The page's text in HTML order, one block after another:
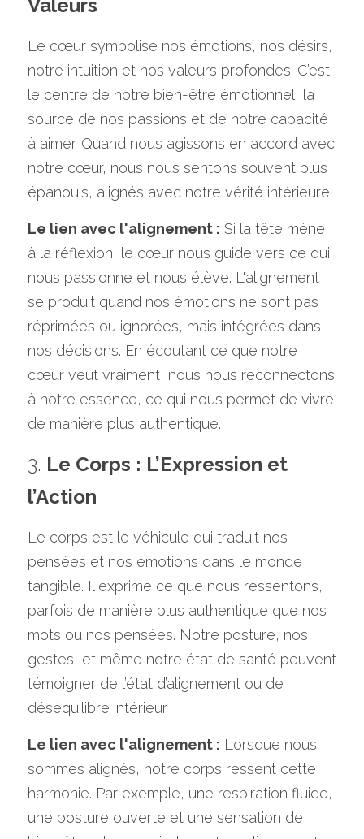
Valeurs
Le cœur symbolise nos émotions, nos désirs,
notre intuition et nos valeurs profondes. C’est
le centre de notre bien-être émotionnel, la
source de nos passions et de notre capacité
à aimer. Quand nous agissons en accord avec
notre cœur, nous nous sentons souvent plus
épanouis, alignés avec notre vérité intérieure.
Le lien avec l'alignement : Si la tête mène
à la réflexion, le cœur nous guide vers ce qui
nous passionne et nous élève. L'alignement
se produit quand nos émotions ne sont pas
réprimées ou ignorées, mais intégrées dans
nos décisions. En écoutant ce que notre
cœur veut vraiment, nous nous reconnectons
à notre essence, ce qui nous permet de vivre
de manière plus authentique.
3. Le Corps : L’Expression et
l’Action
Le corps est le véhicule qui traduit nos
pensées et nos émotions dans le monde
tangible. Il exprime ce que nous ressentons,
parfois de manière plus authentique que nos
mots ou nos pensées. Notre posture, nos
gestes, et même notre état de santé peuvent
témoigner de l’état d’alignement ou de
déséquilibre intérieur.
Le lien avec l'alignement : Lorsque nous
sommes alignés, notre corps ressent cette
harmonie. Par exemple, une respiration fluide,
une posture ouverte et une sensation de